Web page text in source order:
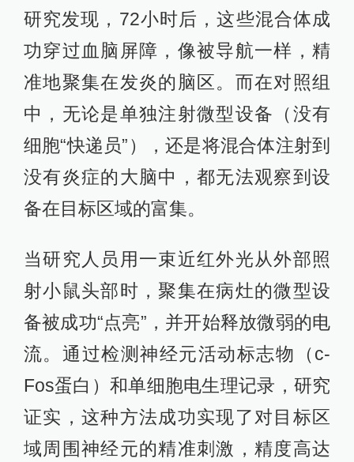
研究发现，72小时后，这些混合体成
功穿过血脑屏障，像被导航一样，精
准地聚集在发炎的脑区。而在对照组
中，无论是单独注射微型设备（没有
细胞“快递员”），还是将混合体注射到
没有炎症的大脑中，都无法观察到设
备在目标区域的富集。
当研究人员用一束近红外光从外部照
射小鼠头部时，聚集在病灶的微型设
备被成功“点亮”，并开始释放微弱的电
流。通过检测神经元活动标志物（c-
Fos蛋白）和单细胞电生理记录，研究
证实，这种方法成功实现了对目标区
域周围神经元的精准刺激，精度高达